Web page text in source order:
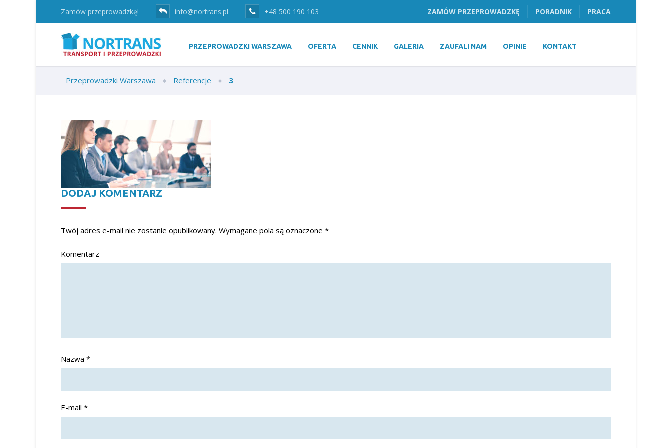
Zamów przeprowadzkę! info@nortrans.pl +48 500 190 103 ZAMÓW PRZEPROWADZKĘ PORADNIK PRACA
PRZEPROWADZKI WARSZAWA OFERTA CENNIK GALERIA ZAUFALI NAM OPINIE KONTAKT
Przeprowadzki Warszawa Referencje 3
DODAJ KOMENTARZ
Twój adres e-mail nie zostanie opublikowany. Wymagane pola są oznaczone *
Komentarz
Nazwa *
E-mail *